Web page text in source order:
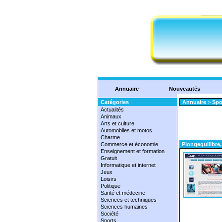
Annuaire Nouveautés
Catégories
Actualités
Animaux
Arts et culture
Automobiles et motos
Charme
Commerce et économie
Enseignement et formation
Gratuit
Informatique et internet
Jeux
Loisirs
Politique
Santé et médecine
Sciences et techniques
Sciences humaines
Société
Sports
Annuaire >